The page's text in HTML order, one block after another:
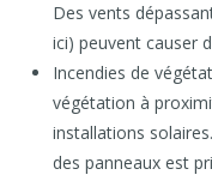
Des vents
ici) peuvent causer
Incendies de
végétation à
installations
des panneaux est